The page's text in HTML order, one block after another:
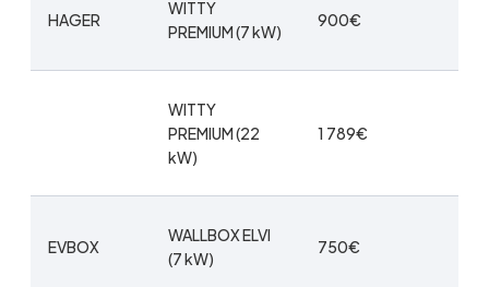
HAGER
WITTY
PREMIUM (7 kW)
900€
WITTY
PREMIUM (22
kW)
1 789€
EVBOX
WALLBOX ELVI
(7 kW)
750€